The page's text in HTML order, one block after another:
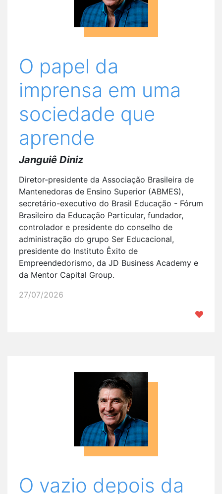
O papel da
imprensa em uma
sociedade que
aprende
Janguiê Diniz
Diretor-presidente da Associação Brasileira de
Mantenedoras de Ensino Superior (ABMES),
secretário-executivo do Brasil Educação - Fórum
Brasileiro da Educação Particular, fundador,
controlador e presidente do conselho de
administração do grupo Ser Educacional,
presidente do Instituto Êxito de
Empreendedorismo, da JD Business Academy e
da Mentor Capital Group.
27/07/2026
O vazio depois da